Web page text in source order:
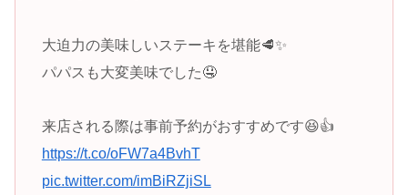
大迫力の美味しいステーキを堪能🥩✨
パパスも大変美味でした🤤
来店される際は事前予約がおすすめです😆👍
https://t.co/oFW7a4BvhT
pic.twitter.com/imBiRZjiSL